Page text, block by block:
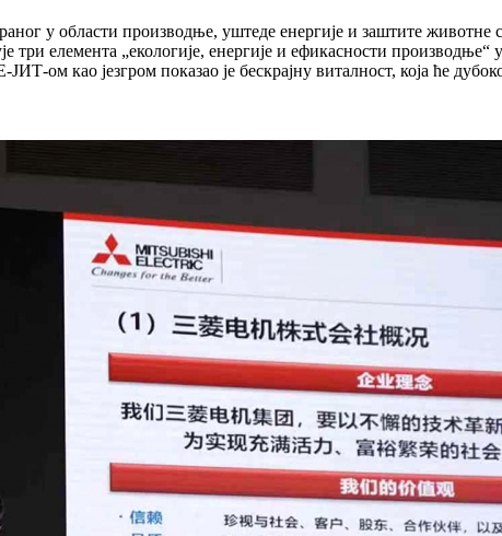
у области производње, уштеде енергије и заштите животне
три елемента „екологије, енергије и ефикасности
као језгром показао је бескрајну виталност, која ће